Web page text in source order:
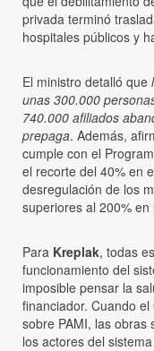
privada terminó
hospitales públicos y
El ministro detalló que
unas 300.000
740.000 afiliados
prepaga. Además,
cumple con el
el recorte del 40% en
desregulación de los
superiores al 200%
Para Kreplak, todas
funcionamiento del
imposible pensar la
financiador. Cuando
sobre PAMI, las obras
los actores del